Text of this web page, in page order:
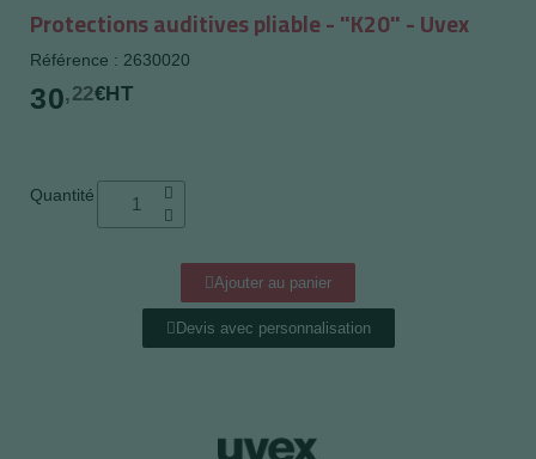
Protections auditives pliable - "K20" - Uvex
Référence : 2630020
30,22€HT
Quantité
Ajouter au panier
Devis avec personnalisation